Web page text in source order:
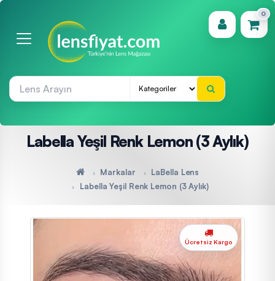
0
(0)
Labella Yeşil Renk Lemon (3 Aylık)
Markalar
LaBella Lens
Labella Yeşil Renk Lemon (3 Aylık)
Ücretsiz Kargo